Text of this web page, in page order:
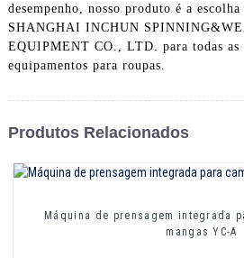
desempenho, nosso produto é a
SHANGHAI INCHUN
EQUIPMENT CO., LTD. para todas as
equipamentos para roupas.
Produtos Relacionados
Máquina de prensagem integrada
mangas YC-A